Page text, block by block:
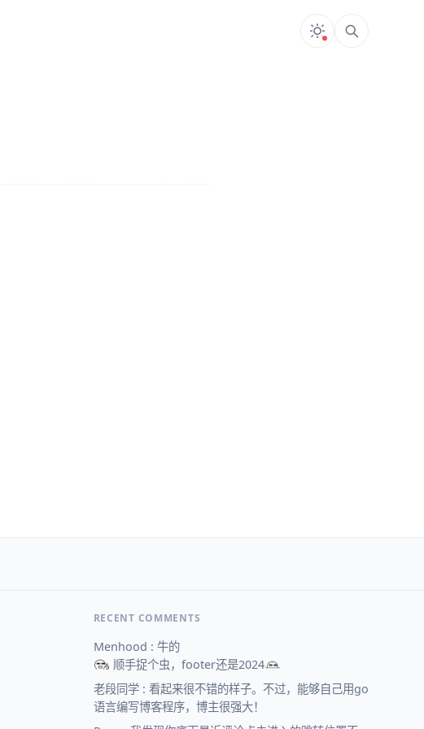
RECENT COMMENTS
Menhood : 牛的
顺手捉个虫，footer还是2024
老段同学 : 看起来很不错的样子。不过，能够自己用go
语言编写博客程序，博主很强大！